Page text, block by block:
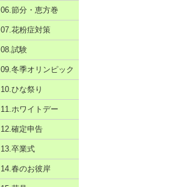
06.節分・恵方巻
07.花粉症対策
08.試験
09.冬季オリンピック
10.ひな祭り
11.ホワイトデー
12.確定申告
13.卒業式
14.春のお彼岸